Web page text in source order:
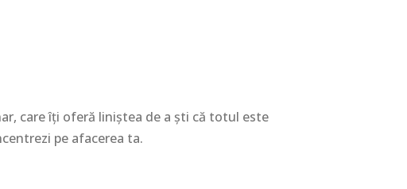
care îți oferă liniștea de a ști că totul este
pe afacerea ta.